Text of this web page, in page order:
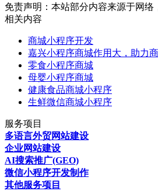
免责声明：本站部分内容来源于网络
相关内容
商城小程序开发
嘉兴小程序商城作用大，助力
零食小程序商城
母婴小程序商城
健康食品商城小程序
生鲜微信商城小程序
服务项目
多语言外贸网站建设
企业网站建设
AI搜索推广(GEO)
微信小程序开发制作
其他服务项目